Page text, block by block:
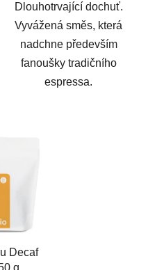
Dlouhotrvající dochuť.
Vyvážená směs, která
nadchne především
fanoušky tradičního
espressa.
Decaf
g